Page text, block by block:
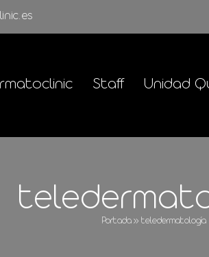
Staff Unidad
Portada» teledermatología